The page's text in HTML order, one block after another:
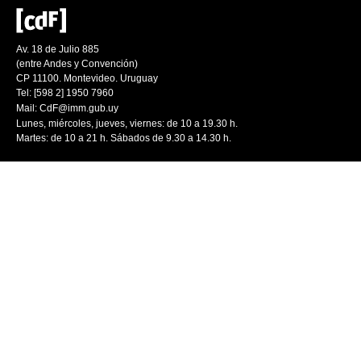
Av. 18 de Julio 885
(entre Andes y Convención)
CP 11100. Montevideo. Uruguay
Tel: [598 2] 1950 7960
Mail: CdF@imm.gub.uy
Lunes, miércoles, jueves, viernes: de 10 a 19.30 h.
Martes: de 10 a 21 h. Sábados de 9.30 a 14.30 h.